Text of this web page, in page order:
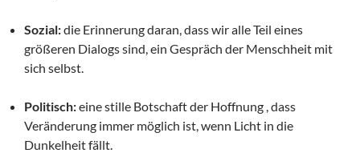
Sozial:die Erinnerung daran, dass wir alle Teil eines
größeren Dialogs sind, ein Gespräch der Menschheit mit
sich selbst.
Politisch:eine stille Botschaft der Hoffnung , dass
Veränderung immer möglich ist, wenn Licht in die
Dunkelheit fällt.